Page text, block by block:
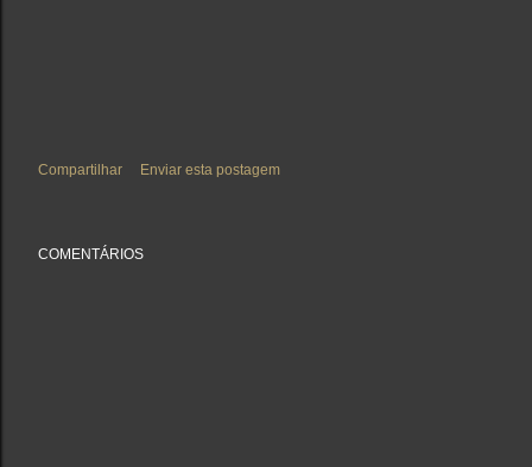
Compartilhar Enviar esta postagem
COMENTÁRIOS